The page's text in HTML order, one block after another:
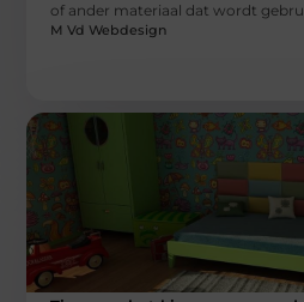
of ander materiaal dat wordt
M Vd Webdesign